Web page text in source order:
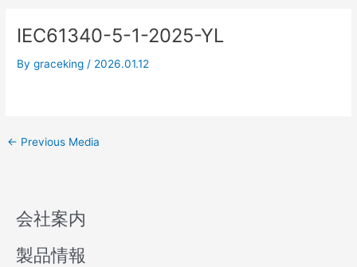
IEC61340-5-1-2025-YL
Bygraceking / 2026.01.12
navigation
← Previous Media
会社案内
製品情報